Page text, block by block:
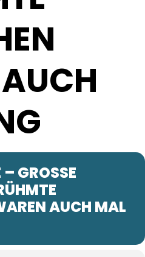
W
M
GROSSE G
M
AUCH MAL J